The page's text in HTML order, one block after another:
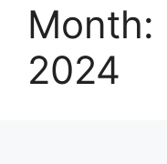
Month:
2024